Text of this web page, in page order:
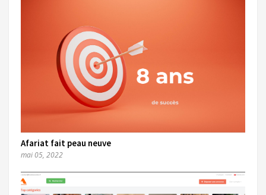
Afariat fait peau neuve
mai 05, 2022